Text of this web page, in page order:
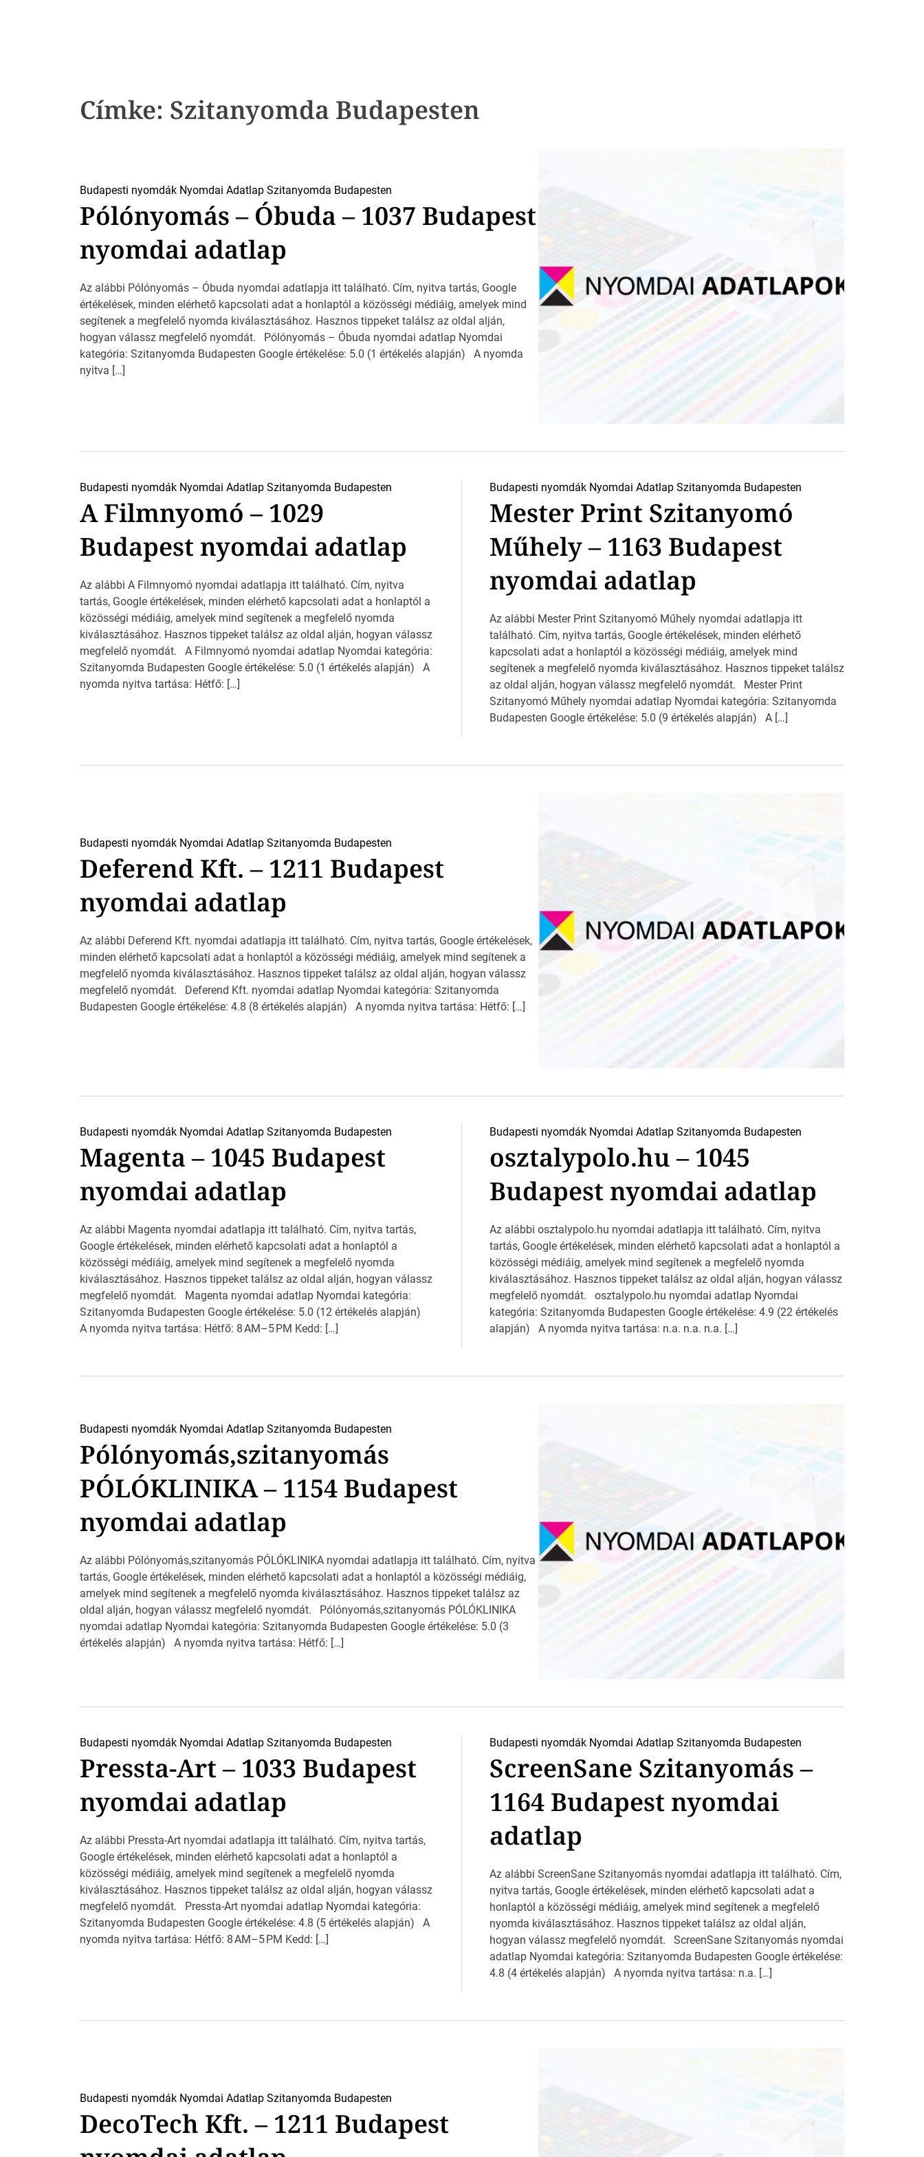
Címke: Szitanyomda Budapesten
Budapesti nyomdák Nyomdai Adatlap Szitanyomda Budapesten
Pólónyomás – Óbuda – 1037 Budapest
nyomdai adatlap
Az alábbi Pólónyomás – Óbuda nyomdai adatlapja itt található. Cím, nyitva tartás, Google
értékelések, minden elérhető kapcsolati adat a honlaptól a közösségi médiáig, amelyek mind
segítenek a megfelelő nyomda kiválasztásához. Hasznos tippeket találsz az oldal alján,
hogyan válassz megfelelő nyomdát. Pólónyomás – Óbuda nyomdai adatlap Nyomdai
kategória: Szitanyomda Budapesten Google értékelése: 5.0 (1 értékelés alapján) A nyomda
nyitva […]
Budapesti nyomdák Nyomdai Adatlap Szitanyomda Budapesten
A Filmnyomó – 1029
Budapest nyomdai adatlap
Az alábbi A Filmnyomó nyomdai adatlapja itt található. Cím, nyitva
tartás, Google értékelések, minden elérhető kapcsolati adat a honlaptól a
közösségi médiáig, amelyek mind segítenek a megfelelő nyomda
kiválasztásához. Hasznos tippeket találsz az oldal alján, hogyan válassz
megfelelő nyomdát. A Filmnyomó nyomdai adatlap Nyomdai kategória:
Szitanyomda Budapesten Google értékelése: 5.0 (1 értékelés alapján) A
nyomda nyitva tartása: Hétfő: […]
Budapesti nyomdák Nyomdai Adatlap Szitanyomda Budapesten
Mester Print Szitanyomó
Műhely – 1163 Budapest
nyomdai adatlap
Az alábbi Mester Print Szitanyomó Műhely nyomdai adatlapja itt
található. Cím, nyitva tartás, Google értékelések, minden elérhető
kapcsolati adat a honlaptól a közösségi médiáig, amelyek mind
segítenek a megfelelő nyomda kiválasztásához. Hasznos tippeket találsz
az oldal alján, hogyan válassz megfelelő nyomdát. Mester Print
Szitanyomó Műhely nyomdai adatlap Nyomdai kategória: Szitanyomda
Budapesten Google értékelése: 5.0 (9 értékelés alapján) A […]
Budapesti nyomdák Nyomdai Adatlap Szitanyomda Budapesten
Deferend Kft. – 1211 Budapest
nyomdai adatlap
Az alábbi Deferend Kft. nyomdai adatlapja itt található. Cím, nyitva tartás, Google értékelések,
minden elérhető kapcsolati adat a honlaptól a közösségi médiáig, amelyek mind segítenek a
megfelelő nyomda kiválasztásához. Hasznos tippeket találsz az oldal alján, hogyan válassz
megfelelő nyomdát. Deferend Kft. nyomdai adatlap Nyomdai kategória: Szitanyomda
Budapesten Google értékelése: 4.8 (8 értékelés alapján) A nyomda nyitva tartása: Hétfő: […]
Budapesti nyomdák Nyomdai Adatlap Szitanyomda Budapesten
Magenta – 1045 Budapest
nyomdai adatlap
Az alábbi Magenta nyomdai adatlapja itt található. Cím, nyitva tartás,
Google értékelések, minden elérhető kapcsolati adat a honlaptól a
közösségi médiáig, amelyek mind segítenek a megfelelő nyomda
kiválasztásához. Hasznos tippeket találsz az oldal alján, hogyan válassz
megfelelő nyomdát. Magenta nyomdai adatlap Nyomdai kategória:
Szitanyomda Budapesten Google értékelése: 5.0 (12 értékelés alapján)
A nyomda nyitva tartása: Hétfő: 8 AM–5 PM Kedd: […]
Budapesti nyomdák Nyomdai Adatlap Szitanyomda Budapesten
osztalypolo.hu – 1045
Budapest nyomdai adatlap
Az alábbi osztalypolo.hu nyomdai adatlapja itt található. Cím, nyitva
tartás, Google értékelések, minden elérhető kapcsolati adat a honlaptól a
közösségi médiáig, amelyek mind segítenek a megfelelő nyomda
kiválasztásához. Hasznos tippeket találsz az oldal alján, hogyan válassz
megfelelő nyomdát. osztalypolo.hu nyomdai adatlap Nyomdai
kategória: Szitanyomda Budapesten Google értékelése: 4.9 (22 értékelés
alapján) A nyomda nyitva tartása: n.a. n.a. n.a. […]
Budapesti nyomdák Nyomdai Adatlap Szitanyomda Budapesten
Pólónyomás,szitanyomás
PÓLÓKLINIKA – 1154 Budapest
nyomdai adatlap
Az alábbi Pólónyomás,szitanyomás PÓLÓKLINIKA nyomdai adatlapja itt található. Cím, nyitva
tartás, Google értékelések, minden elérhető kapcsolati adat a honlaptól a közösségi médiáig,
amelyek mind segítenek a megfelelő nyomda kiválasztásához. Hasznos tippeket találsz az
oldal alján, hogyan válassz megfelelő nyomdát. Pólónyomás,szitanyomás PÓLÓKLINIKA
nyomdai adatlap Nyomdai kategória: Szitanyomda Budapesten Google értékelése: 5.0 (3
értékelés alapján) A nyomda nyitva tartása: Hétfő: […]
Budapesti nyomdák Nyomdai Adatlap Szitanyomda Budapesten
Pressta-Art – 1033 Budapest
nyomdai adatlap
Az alábbi Pressta-Art nyomdai adatlapja itt található. Cím, nyitva tartás,
Google értékelések, minden elérhető kapcsolati adat a honlaptól a
közösségi médiáig, amelyek mind segítenek a megfelelő nyomda
kiválasztásához. Hasznos tippeket találsz az oldal alján, hogyan válassz
megfelelő nyomdát. Pressta-Art nyomdai adatlap Nyomdai kategória:
Szitanyomda Budapesten Google értékelése: 4.8 (5 értékelés alapján) A
nyomda nyitva tartása: Hétfő: 8 AM–5 PM Kedd: […]
Budapesti nyomdák Nyomdai Adatlap Szitanyomda Budapesten
ScreenSane Szitanyomás –
1164 Budapest nyomdai
adatlap
Az alábbi ScreenSane Szitanyomás nyomdai adatlapja itt található. Cím,
nyitva tartás, Google értékelések, minden elérhető kapcsolati adat a
honlaptól a közösségi médiáig, amelyek mind segítenek a megfelelő
nyomda kiválasztásához. Hasznos tippeket találsz az oldal alján,
hogyan válassz megfelelő nyomdát. ScreenSane Szitanyomás nyomdai
adatlap Nyomdai kategória: Szitanyomda Budapesten Google értékelése:
4.8 (4 értékelés alapján) A nyomda nyitva tartása: n.a. […]
Budapesti nyomdák Nyomdai Adatlap Szitanyomda Budapesten
DecoTech Kft. – 1211 Budapest